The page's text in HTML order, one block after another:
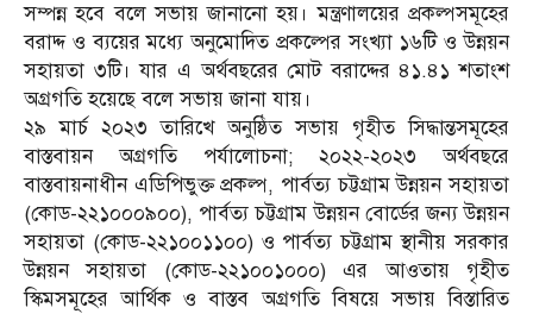
সম্পন্ন হবে বলে সভায় জানানো হয়। মন্ত্রণালয়ের প্রকল্পসমূহের
বরাদ্দ ও ব্যয়ের মধ্যে অনুমোদিত প্রকল্পের সংখ্যা ১৬টি ও উন্নয়ন
সহায়তা ৩টি। যার এ অর্থবছরের মোট বরাদ্দের ৪১.৪১ শতাংশ
অগ্রগতি হয়েছে বলে সভায় জানা যায়।
২৯ মার্চ ২০২৩ তারিখে অনুষ্ঠিত সভায় গৃহীত সিদ্ধান্তসমূহের
বাস্তবায়ন অগ্রগতি পর্যালোচনা; ২০২২-২০২৩ অর্থবছরে
বাস্তবায়নাধীন এডিপিভুক্ত প্রকল্প, পার্বত্য চট্টগ্রাম উন্নয়ন সহায়তা
(কোড-২২১০০০৯০০), পার্বত্য চট্টগ্রাম উন্নয়ন বোর্ডের জন্য উন্নয়ন
সহায়তা (কোড-২২১০০১১০০) ও পার্বত্য চট্টগ্রাম স্থানীয় সরকার
উন্নয়ন সহায়তা (কোড-২২১০০১০০০) এর আওতায় গৃহীত
স্কিমসমূহের আর্থিক ও বাস্তব অগ্রগতি বিষয়ে সভায় বিস্তারিত